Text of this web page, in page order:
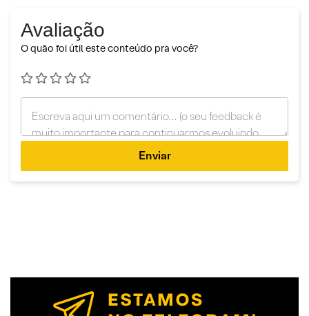
Avaliação
O quão foi útil este conteúdo pra você?
Enviar